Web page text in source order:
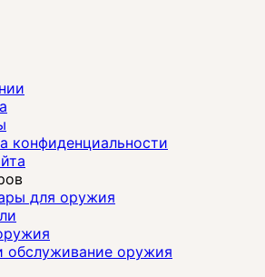
конфиденциальности
для оружия
обслуживание оружия